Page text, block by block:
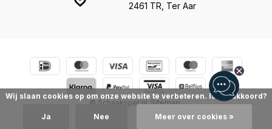
2461 TR, Ter Aar
© Schaakspel.nl Sitemap
Wij slaan cookies op om onze website te verbeteren. Is dat akkoord?
Ja Nee Meer over cookies »